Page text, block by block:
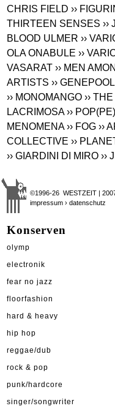
CHRIS FIELD ››
THIRTEEN SENSES ››
BLOOD ULMER ››
OLA ONABULE ››
VASARAT›› MEN
ARTISTS ›› GENEPOOL
›› MONOMANGO ››
LACRIMOSA ››
MENOMENA ›› FOG ››
COLLECTIVE ››
›› GIARDINI DI MIRO ››
©1996-26 WESTZEIT |
impressum › datenschutz
Konserven
olymp
electronik
fear no jazz
floorfashion
hard & heavy
hip hop
reggae/dub
rock & pop
punk/hardcore
singer/songwriter